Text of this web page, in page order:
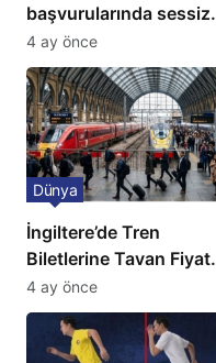
başvurularında sessiz
kriz: Büyükelçilikten
açıklama!
4 ay önce
İngiltere’de Tren
Biletlerine Tavan Fiyat:
Ulaşımda Yeni
Düzenleme
Dünya
4 ay önce